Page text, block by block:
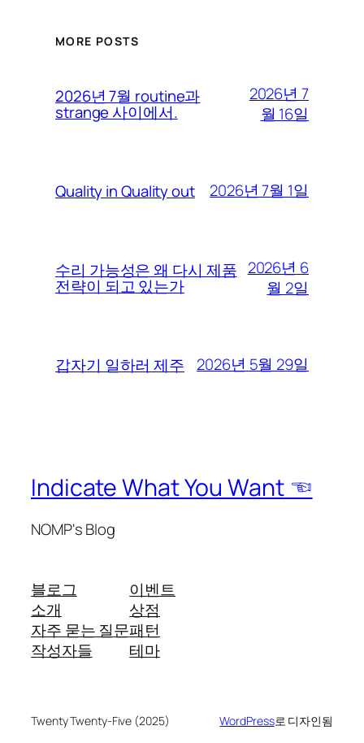
MORE POSTS
2026년 7월 routine과
strange 사이에서.
2026년 7
월 16일
Quality in Quality out 2026년 7월 1일
수리 가능성은 왜 다시 제품
전략이 되고 있는가
2026년 6
월 2일
갑자기 일하러 제주 2026년 5월 29일
Indicate What You Want ☜
NOMP's Blog
블로그
소개
자주 묻는 질문
작성자들
이벤트
상점
패턴
테마
Twenty Twenty-Five (2025) WordPress로 디자인됨